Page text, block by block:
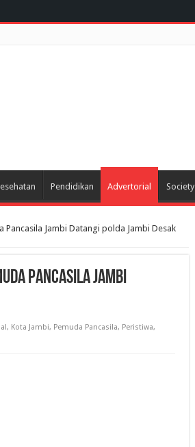
Pendidikan Advertorial Society
Pancasila Jambi Datangi polda Jambi Desak
Pancasila Jambi
, Kota Jambi, Pemuda Pancasila, Peristiwa,